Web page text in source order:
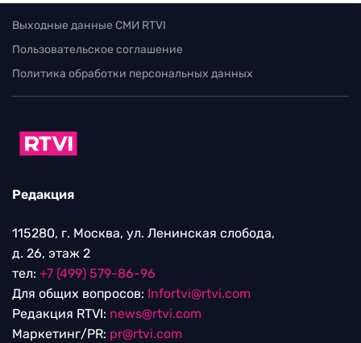
Выходные данные СМИ RTVI
Пользовательское соглашение
Политика обработки персональных данных
Редакция
115280, г. Москва, ул. Ленинская слобода,
д. 26, этаж 2
тел: +7 (499) 579-86-96
Для общих вопросов: Infortvi@rtvi.com
Редакция RTVI: news@rtvi.com
Маркетинг/PR: pr@rtvi.com